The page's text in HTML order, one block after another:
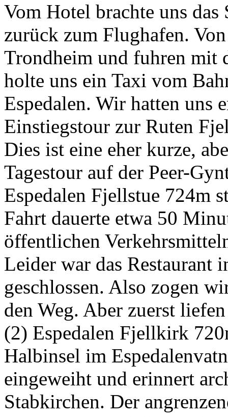
Vom Hotel brachte uns
zurück zum Flughafen.
Trondheim und fuhren mit
holte uns ein Taxi vom
Espedalen. Wir hatten uns
Einstiegstour zur Ruten
Dies ist eine eher kurze,
Tagestour auf der Peer-
Espedalen Fjellstue 724m
Fahrt dauerte etwa 50
öffentlichen
Leider war das Restaurant
geschlossen. Also zogen
den Weg. Aber zuerst
(2) Espedalen Fjellkirk
Halbinsel im
eingeweiht und erinnert
Stabkirchen. Der